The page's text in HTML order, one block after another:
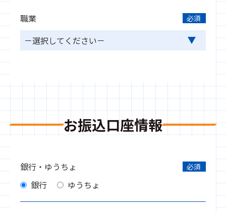
職業 必須
お振込口座情報
銀行・ゆうちょ 必須
銀行 ゆうちょ